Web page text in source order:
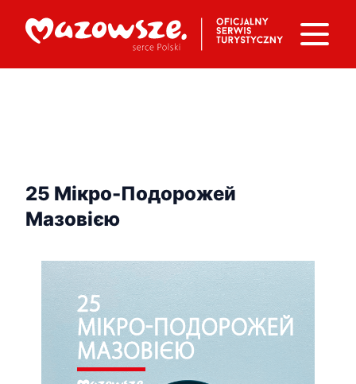
25 Мікро-Подорожей
Мазовією